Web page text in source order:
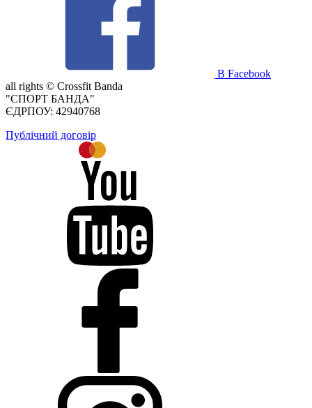
В Facebook
all rights © Crossfit Banda
"СПОРТ БАНДА"
ЄДРПОУ: 42940768
Публічний договір